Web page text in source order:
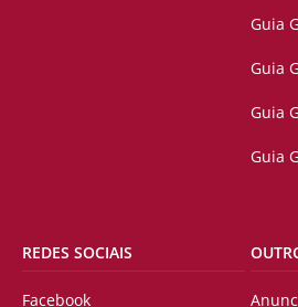
Guia
Guia
Guia
Guia
REDES SOCIAIS
Facebook